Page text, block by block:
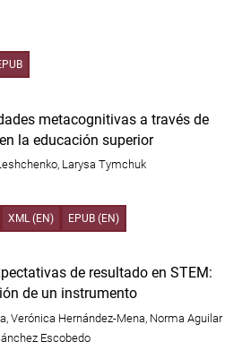
metacognitivas a través de
la educación superior
Larysa Tymchuk
XML (EN) EPUB (EN)
de resultado en STEM:
de un instrumento
Verónica Hernández-Mena, Norma Aguilar
Escobedo